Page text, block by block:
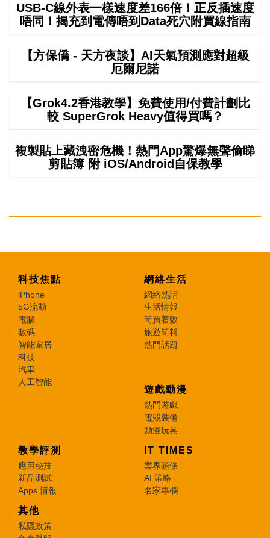
USB-C線外表一樣速度差166倍！正反插速度
唔同！揭充到電傳唔到Data死穴附買線指南
【方保僑 - 天方夜談】AI天氣預測應對超級
厄爾尼諾
【Grok4.2香港教學】免費使用/付費計劃比
較 SuperGrok Heavy值得買嗎？
複製貼上藏洩密危機！熱門App驚爆無聲偷睇
剪貼簿 附 iOS/Android自保教學
科技焦點
iPhone
5G流動
電腦
數碼
智能家居
科技
汽車
人工智能
網絡生活
網絡熱話
生活情報
筍買着數
旅遊筍料
熱門話題
遊戲動漫
熱門遊戲
電競裝備
動漫玩具
教學評測
應用秘技
新品測試
Apps 情報
IT TIMES
業界頭條
AI 策略
名家專欄
其他
私隱政策